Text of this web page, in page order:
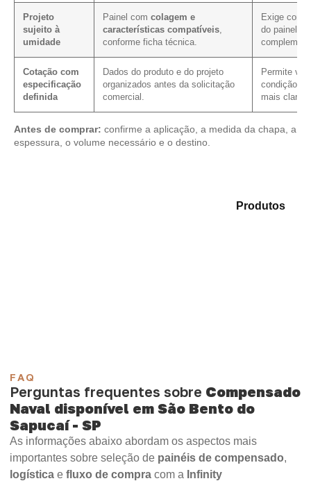
Projeto
sujeito à
umidade
Painel com colagem e
características compatíveis
conforme ficha técnica.
Exige
do painel e
Cotação com
especificação
definida
Dados do produto e do projeto
organizados antes da solicitação
comercial.
Permite
condição
mais
Antes de comprar: confirme a aplicação, a medida da chapa, a
espessura, o volume necessário e o destino.
Produtos
FAQ
Perguntas frequentes sobre Compensado
Naval disponível em São Bento do
Sapucaí - SP
As informações abaixo abordam os aspectos mais
importantes sobre seleção de painéis de compensado,
logística e fluxo de compra com a Infinity